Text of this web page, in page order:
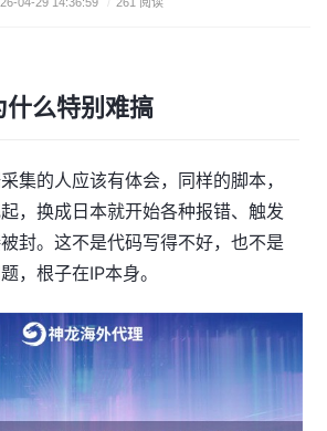
什么特别难搞
集的人应该有体会，同样的脚本，
，换成日本就开始各种报错、触发
封。这不是代码写得不好，也不是
，根子在IP本身。